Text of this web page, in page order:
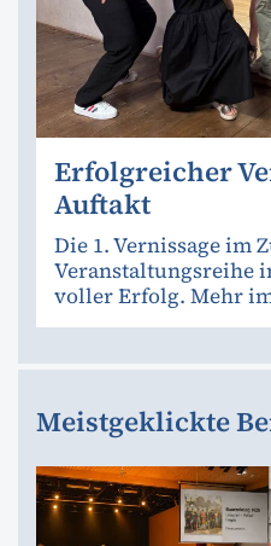
Erfolgreicher
Auftakt
Die 1. Vernissage im
Veranstaltungsreihe
voller Erfolg. Mehr
Meistgeklickte